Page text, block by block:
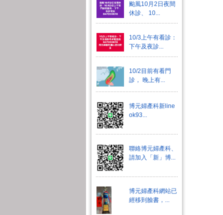
颱風10月2日夜間
休診、 10...
10/3上午有看診：
下午及夜診...
10/2目前有看門
診， 晚上有...
博元婦產科新line
ok93...
聯絡博元婦產科、
請加入「新」博...
博元婦產科網站已
經移到臉書，...